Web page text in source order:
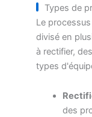
Types de
Le
divisé en
à rectifier,
types
des